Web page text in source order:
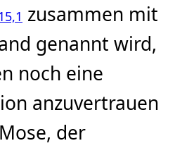
zusammen mit
genannt wird,
noch eine
anzuvertrauen
der